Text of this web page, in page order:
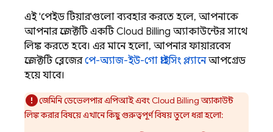
এই 'পেইড টিয়ার'গুলো ব্যবহার করতে হলে, আপনাকে
আপনার প্রজেক্টটি একটিCloud Billing অ্যাকাউন্টের সাথে
লিঙ্ক করতে হবে। এর মানে হলো, আপনার ফায়ারবেস
প্রজেক্টটি ব্লেজেরপে-অ্যাজ-ইউ-গো প্রাইসিং প্ল্যানেআপগ্রেড
হয়ে যাবে।
জেমিনি ডেভেলপার এপিআইএবংCloud Billingঅ্যাকাউন্ট
লিঙ্ক করার বিষয়ে এখানে কিছু গুরুত্বপূর্ণ বিষয় তুলে ধরা হলো: